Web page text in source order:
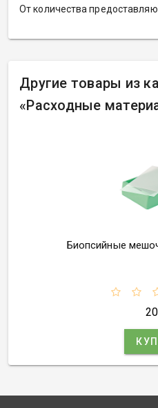
От количества
Другие товары из
«Расходные
Биопсийные
20